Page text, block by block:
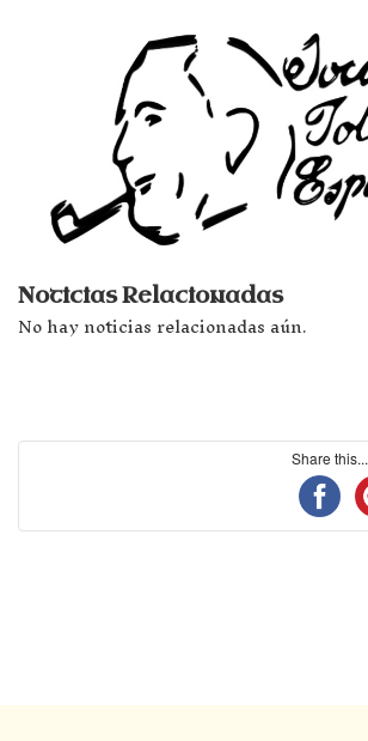
Noticias Relacionadas
No hay noticias relacionadas aún.
Share this...